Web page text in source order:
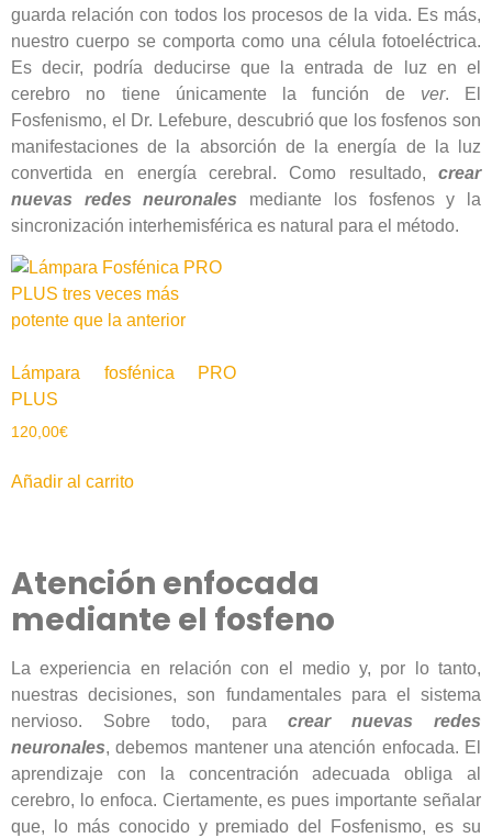
guarda relación con todos los procesos de la vida. Es más,
nuestro cuerpo se comporta como una célula fotoeléctrica.
Es decir, podría deducirse que la entrada de luz en el
cerebro no tiene únicamente la función de ver. El
Fosfenismo, el Dr. Lefebure, descubrió que los fosfenos son
manifestaciones de la absorción de la energía de la luz
convertida en energía cerebral. Como resultado, crear
nuevas redes neuronales mediante los fosfenos y la
sincronización interhemisférica es natural para el método.
Lámpara fosfénica PRO
PLUS
120,00€
Añadir al carrito
Atención enfocada
mediante el fosfeno
La experiencia en relación con el medio y, por lo tanto,
nuestras decisiones, son fundamentales para el sistema
nervioso. Sobre todo, para crear nuevas redes
neuronales, debemos mantener una atención enfocada. El
aprendizaje con la concentración adecuada obliga al
cerebro, lo enfoca. Ciertamente, es pues importante señalar
que, lo más conocido y premiado del Fosfenismo, es su